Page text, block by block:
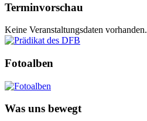
Terminvorschau
Keine Veranstaltungsdaten vorhanden.
Fotoalben
Was uns bewegt